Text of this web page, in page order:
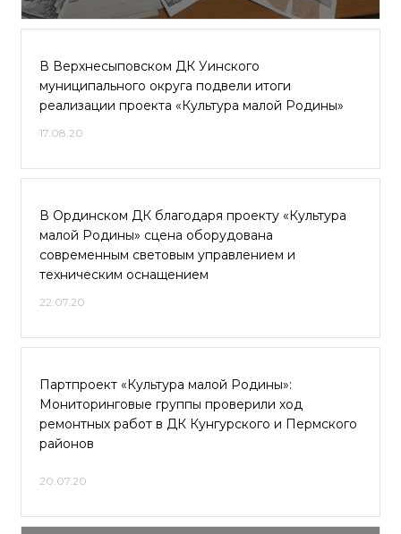
В Верхнесыповском ДК Уинского
муниципального округа подвели итоги
реализации проекта «Культура малой Родины»
17.08.20
В Ординском ДК благодаря проекту «Культура
малой Родины» сцена оборудована
современным световым управлением и
техническим оснащением
22.07.20
Партпроект «Культура малой Родины»:
Мониторинговые группы проверили ход
ремонтных работ в ДК Кунгурского и Пермского
районов
20.07.20